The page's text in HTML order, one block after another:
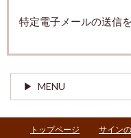
特定電子メールの送信
MENU
トップページ サイン